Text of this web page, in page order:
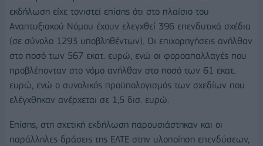
εκδήλωση είχε τονιστεί επίσης ότι στο πλαίσιο του
Αναπτυξιακού Νόμου έχουν ελεγχθεί 396 επενδυτικά σχέδια
(σε σύνολο 1293 υποβληθέντων). Οι επιχορηγήσεις ανήλθαν
στο ποσό των 567 εκατ. ευρώ, ενώ οι φοροαπαλλαγές που
προβλέπονταν στο νόμο ανήλθαν στο ποσό των 61 εκατ.
ευρώ, ενώ ο συνολικός προϋπολογισμός των σχεδίων που
ελέγχθηκαν ανέρχεται σε 1,5 δισ. ευρώ.
Επίσης, στη σχετική εκδήλωση παρουσιάστηκαν και οι
παράλληλες δράσεις της ΕΛΤΕ στην υλοποίηση επενδύσεων,